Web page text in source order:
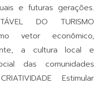
e futuras gerações.
DO TURISMO
vetor econômico,
a cultura local e
das comunidades
Estimular